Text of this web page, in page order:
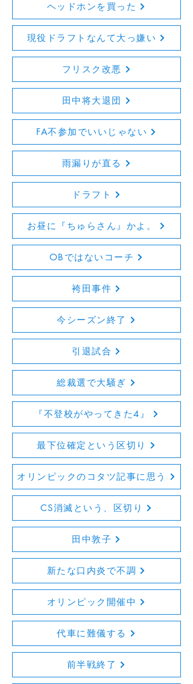
ヘッドホンを買った
現役ドラフトなんて大っ嫌い
フリスク改悪
田中将大退団
FA不参加でいいじゃない
雨漏りが直る
ドラフト
お昼に『ちゅらさん』かよ。
OBではないコーチ
袴田事件
今シーズン終了
引退試合
総裁選で大騒ぎ
『不登校がやってきた4』
最下位確定という区切り
オリンピックのコタツ記事に思う
CS消滅という、区切り
田中敦子
新たな口内炎で不調
オリンピック開催中
代車に難儀する
前半戦終了